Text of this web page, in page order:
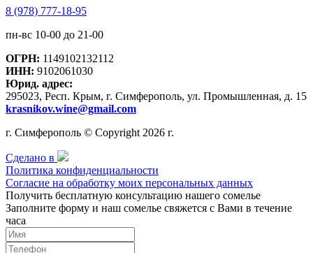
8 (978) 777-18-95
пн-вс 10-00 до 21-00
ОГРН: 1149102132112
ИНН: 9102061030
Юрид. адрес:
295023, Респ. Крым, г. Симферополь, ул. Промышленная, д. 15
krasnikov.wine@gmail.com
г. Симферополь © Copyright 2026 г.
Сделано в
Политика конфиденциальности
Согласие на обработку моих персональных данных
Получить бесплатную консультацию нашего сомелье
Заполните форму и наш сомелье свяжется с Вами в течение
часа